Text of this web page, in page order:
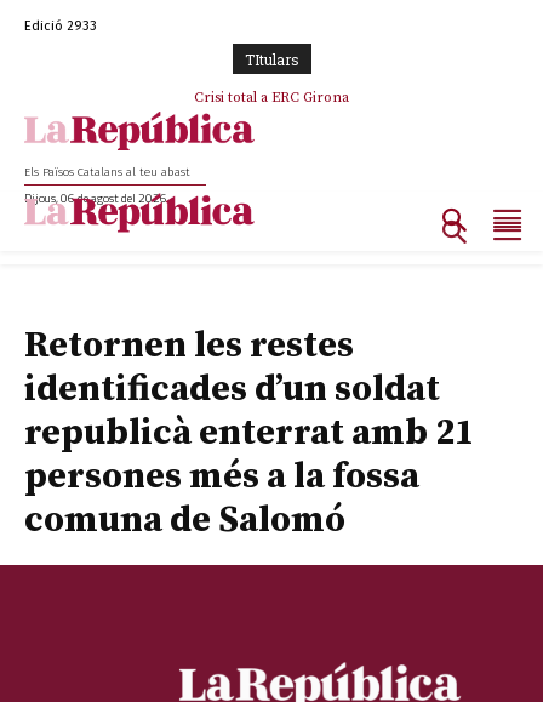
Edició 2933
TItulars
Crisi total a ERC Girona
Els Països Catalans al teu abast
Dijous, 06 de agost del 2026
Retornen les restes
identificades d’un soldat
republicà enterrat amb 21
persones més a la fossa
comuna de Salomó